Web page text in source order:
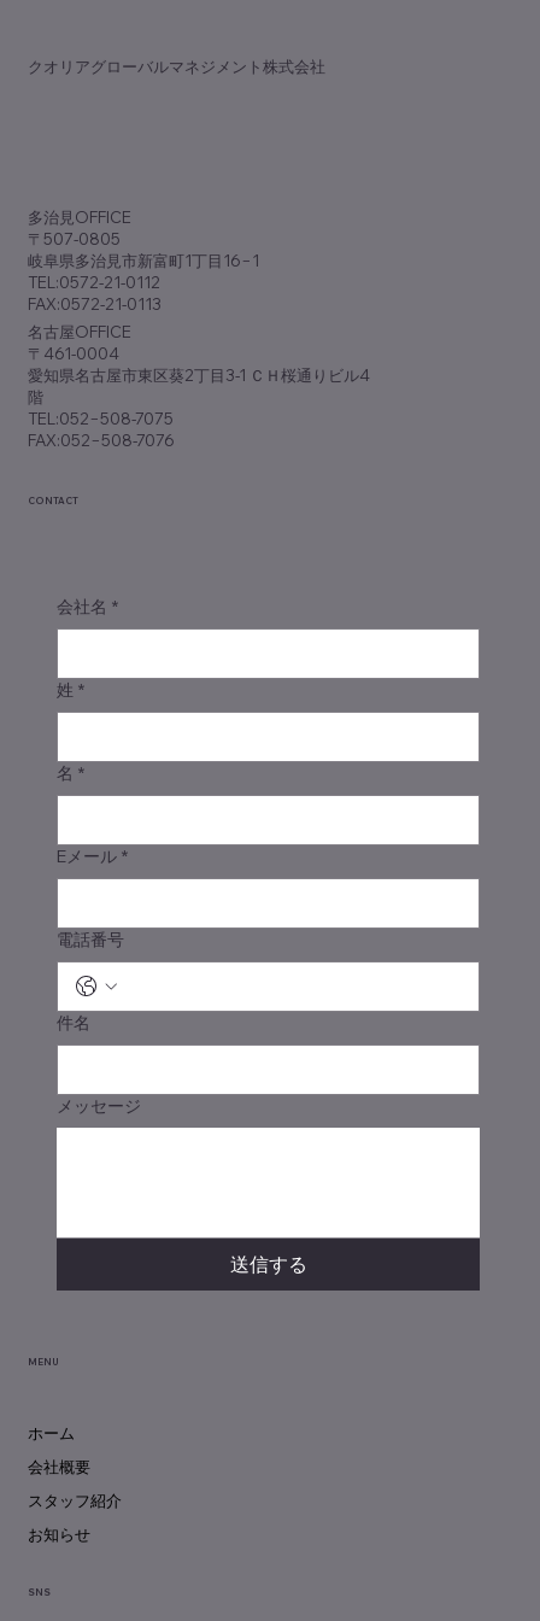
載されました
​クオリアグローバルマネジメント株式会社
​多治見OFFICE
〒507-0805
岐阜県多治見市新富町1丁目16−1
TEL:0572-21-0112
FAX:0572-21-0113
​名古屋OFFICE
〒461-0004
愛知県名古屋市東区葵2丁目3-1 ＣＨ桜通りビル4
階
TEL:052−508-7075
FAX:052−508-7076
SNS
ホーム
会社概要
スタッフ紹介
お知らせ
MENU
会社名 *
姓 *
名 *
Eメール *
電話番号
件名
メッセージ
送信する
CONTACT